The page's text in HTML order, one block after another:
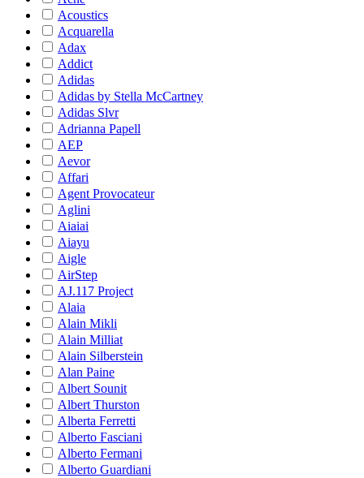
Acoustics
Acquarella
Adax
Addict
Adidas
Adidas by Stella McCartney
Adidas Slvr
Adrianna Papell
AEP
Aevor
Affari
Agent Provocateur
Aglini
Aiaiai
Aiayu
Aigle
AirStep
AJ.117 Project
Alaia
Alain Mikli
Alain Milliat
Alain Silberstein
Alan Paine
Albert Sounit
Albert Thurston
Alberta Ferretti
Alberto Fasciani
Alberto Fermani
Alberto Guardiani